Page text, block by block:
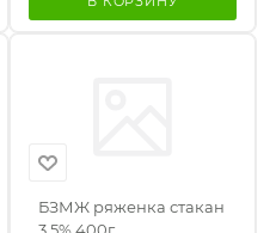
БЗМЖ ряженка стакан